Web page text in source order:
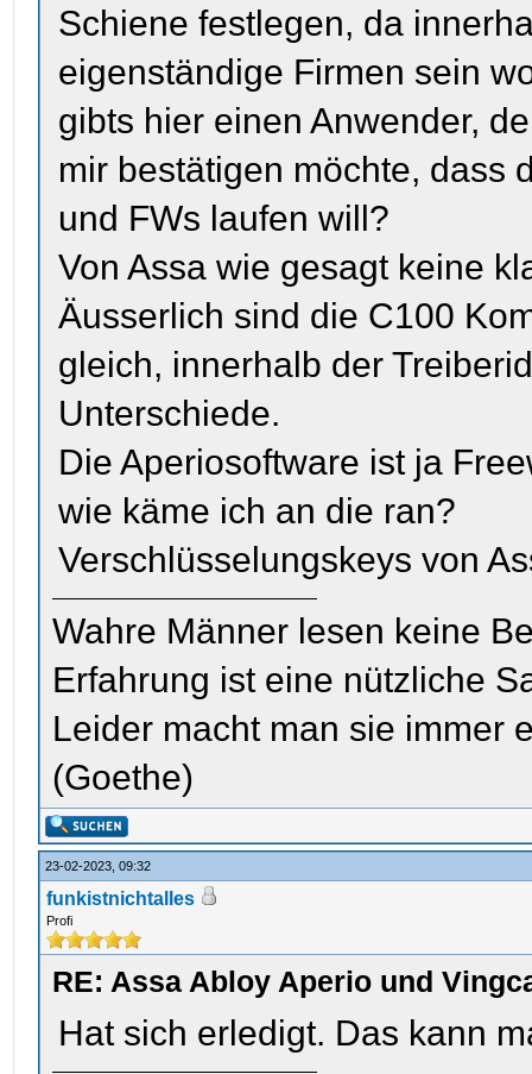
Schiene festlegen, da
eigenständige Firmen sein
gibts hier einen Anwender,
mir bestätigen möchte, dass
und FWs laufen will?
Von Assa wie gesagt keine
Äusserlich sind die C100
gleich, innerhalb der
Unterschiede.
Die Aperiosoftware ist ja
wie käme ich an die ran?
Verschlüsselungskeys von
Wahre Männer lesen keine
Erfahrung ist eine nützliche
Leider macht man sie immer
(Goethe)
23-02-2023, 09:32
funkistnichtalles
Profi
RE: Assa Abloy Aperio und
Hat sich erledigt. Das kann